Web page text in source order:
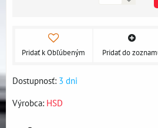
Pridať k Obľúbeným Pridať do
Dostupnosť: 3 dni
Výrobca: HSD